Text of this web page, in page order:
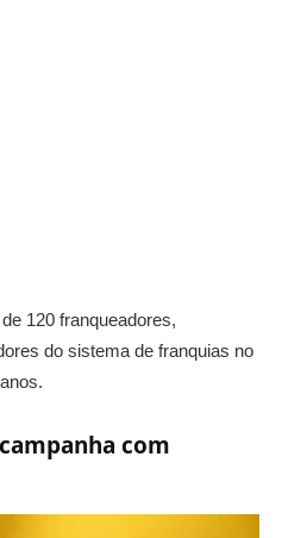
120 franqueadores,
do sistema de franquias no
com